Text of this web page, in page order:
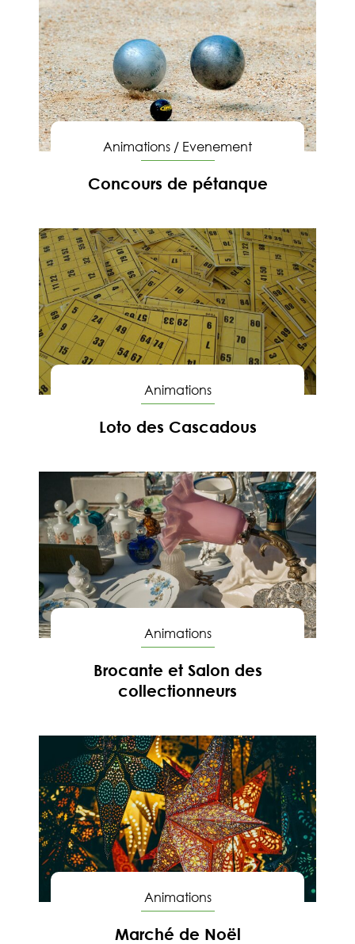
Animations / Evenement
Concours de pétanque
Animations
Loto des Cascadous
Animations
Brocante et Salon des
collectionneurs
Animations
Marché de Noël